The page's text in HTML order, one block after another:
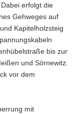
erfolgt die
Gehweges auf
Kapitelholzsteig
bis zur
und Sörnewitz.
vor dem
mit